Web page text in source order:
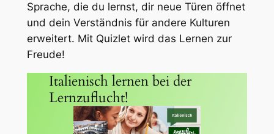
Sprache, die du lernst, dir neue Türen öffnet
und dein Verständnis für andere Kulturen
erweitert. Mit Quizlet wird das Lernen zur
Freude!
Italienisch lernen bei der
Lernzuflucht!